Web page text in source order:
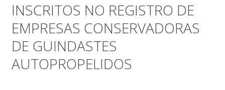
INSCRITOS NO REGISTRO DE
EMPRESAS CONSERVADORAS
DE GUINDASTES
AUTOPROPELIDOS